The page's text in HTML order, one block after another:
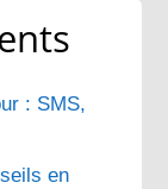
: SMS,
en